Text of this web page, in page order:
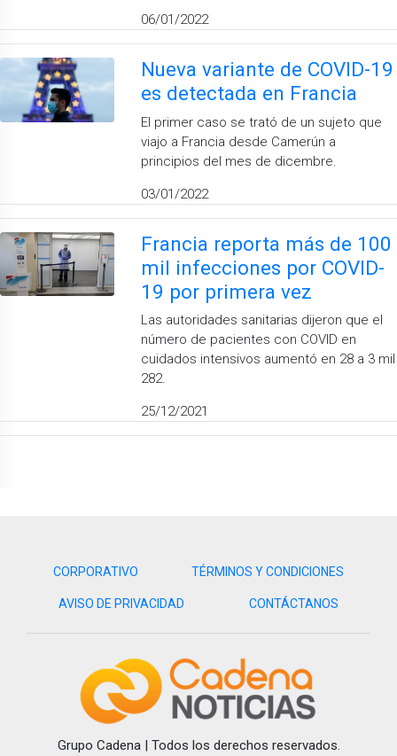
06/01/2022
Nueva variante de COVID-19
es detectada en Francia
El primer caso se trató de un sujeto que
viajo a Francia desde Camerún a
principios del mes de dicembre.
03/01/2022
Francia reporta más de 100
mil infecciones por COVID-
19 por primera vez
Las autoridades sanitarias dijeron que el
número de pacientes con COVID en
cuidados intensivos aumentó en 28 a 3 mil
282.
25/12/2021
CORPORATIVO TÉRMINOS Y CONDICIONES
AVISO DE PRIVACIDAD CONTÁCTANOS
Grupo Cadena | Todos los derechos reservados.